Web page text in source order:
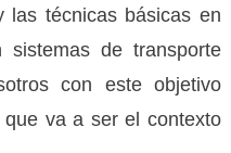
las técnicas básicas en
de transporte
con este objetivo
va a ser el contexto